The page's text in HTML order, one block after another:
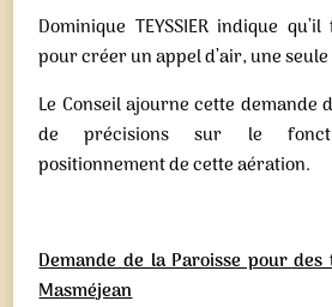
Dominique TEYSSIER indique
pour créer un appel d’air, une
Le Conseil ajourne cette demande
de précisions sur le
positionnement de cette aération.
Demande de la Paroisse pour des
Masméjean